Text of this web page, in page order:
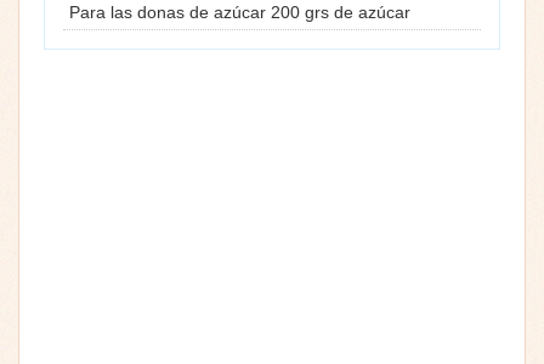
Para las donas de azúcar 200 grs de azúcar